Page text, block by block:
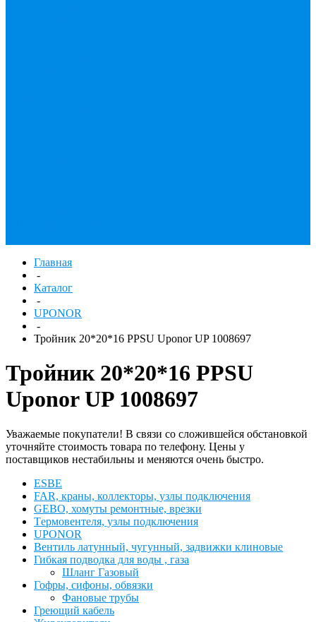
Главная
-
Каталог
-
UPONOR
-
Тройник 20*20*16 PPSU Uponor UP 1008697
Тройник 20*20*16 PPSU
Uponor UP 1008697
Уважаемые покупатели! В связи со сложившейся обстановкой
уточняйте стоимость товара по телефону. Цены у
поставщиков нестабильны и меняются очень быстро.
ESBЕ
FAR, краны, коллекторы, узлы подключения
GEBO, хомуты ремонтные, врезки
Tермовентеля, узлы подключения
UPONOR
Вентиль латунный, чугунный, задвижки клиновые
Гибкая подводка для воды , газа
Шланг Газовый
Гофры, сифоны, обвязки
Фановые трубы
Греющий кабель